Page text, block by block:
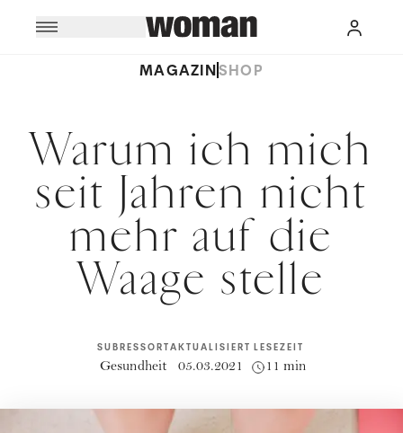
MAGAZINSHOP
Warum ich mich
seit Jahren nicht
mehr auf die
Waage stelle
SUBRESSORT
Gesundheit
AKTUALISIERT
05.03.2021
LESEZEIT
11 min